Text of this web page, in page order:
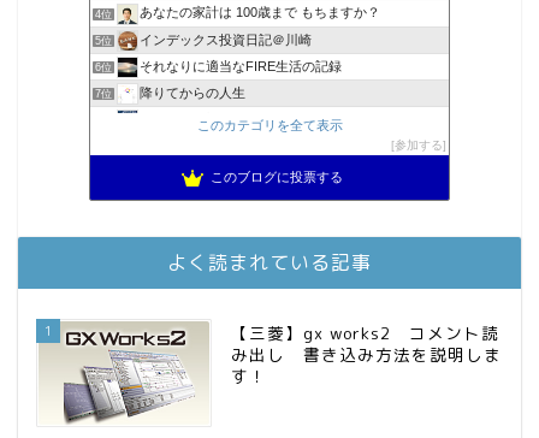
4位 あなたの家計は 100歳まで もちますか？
5位 インデックス投資日記＠川崎
6位 それなりに適当なFIRE生活の記録
7位 降りてからの人生
2023年(46歳)FIRE！！！＠20XX年FIRE！！！
3階建ての資産形成
11位 スパコンSEが効率的投資で一家セミリタイアするブログ
庶民的家族がインデックス投資でセミリタイア目指してみた
このカテゴリを全て表示
参加する
このブログに投票する
よく読まれている記事
1
【三菱】gx works2 コメント読
み出し 書き込み方法を説明しま
す！